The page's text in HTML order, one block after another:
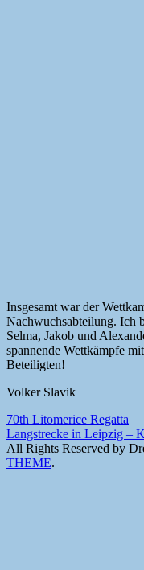
Insgesamt war der
Nachwuchsabteilung. Ich
Selma, Jakob und
spannende Wettkämpfe
Beteiligten!
Volker Slavik
70th Litomerice Regatta
Langstrecke in Leipzig –
All Rights Reserved by
THEME.